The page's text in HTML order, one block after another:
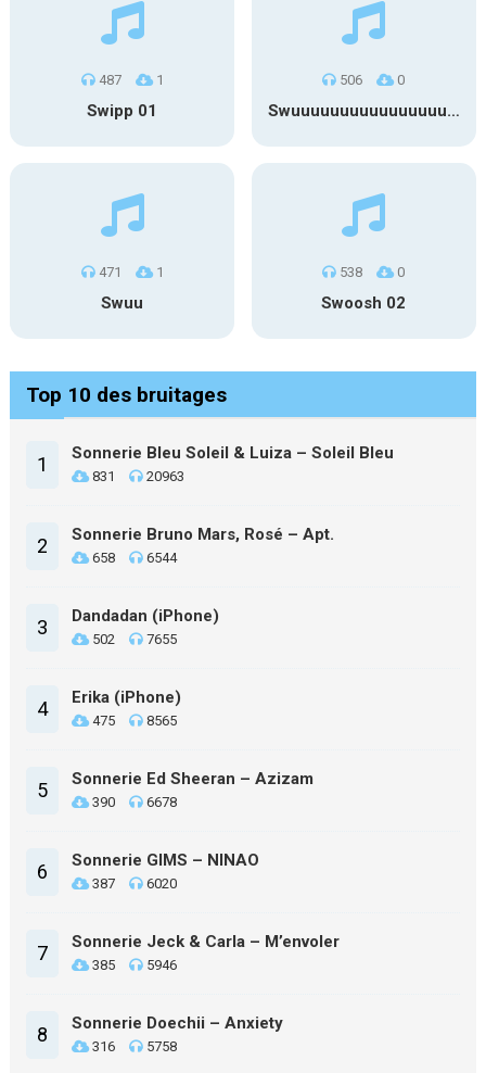
487 1
Swipp 01
506 0
Swuuuuuuuuuuuuuuuuuuuuuu
471 1
Swuu
538 0
Swoosh 02
Top 10 des bruitages
1 Sonnerie Bleu Soleil & Luiza – Soleil Bleu
831 20963
2 Sonnerie Bruno Mars, Rosé – Apt.
658 6544
3 Dandadan (iPhone)
502 7655
4 Erika (iPhone)
475 8565
5 Sonnerie Ed Sheeran – Azizam
390 6678
6 Sonnerie GIMS – NINAO
387 6020
7 Sonnerie Jeck & Carla – M’envoler
385 5946
8 Sonnerie Doechii – Anxiety
316 5758